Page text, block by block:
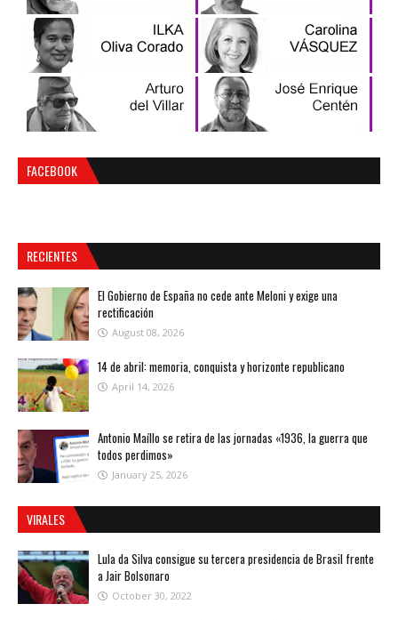
FACEBOOK
RECIENTES
El Gobierno de España no cede ante Meloni y exige una
rectificación
August 08, 2026
14 de abril: memoria, conquista y horizonte republicano
April 14, 2026
Antonio Maíllo se retira de las jornadas «1936, la guerra que
todos perdimos»
January 25, 2026
VIRALES
Lula da Silva consigue su tercera presidencia de Brasil frente
a Jair Bolsonaro
October 30, 2022